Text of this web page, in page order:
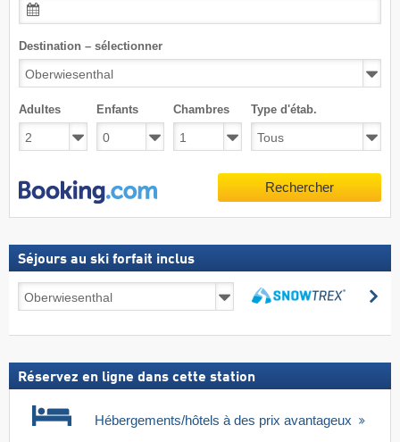
Destination – sélectionner
Adultes Enfants Chambres Type d'étab.
Rechercher
Séjours au ski forfait inclus
Séjours
au
forfait
Réservez en ligne dans cette station
Hébergements/hôtels à des prix avantageux